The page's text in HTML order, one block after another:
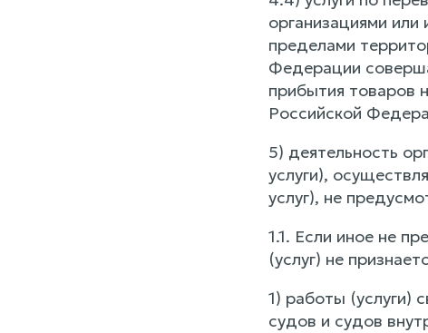
организациями или
пределами
Федерации
прибытия товаров
Российской
5) деятельность
услуги),
услуг), не
1.1. Если иное не
(услуг) не
1) работы (услуги)
судов и судов